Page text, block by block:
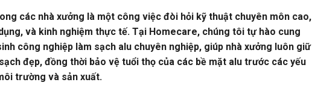
các nhà xưởng là một công việc đòi hỏi kỹ thuật chuyên môn cao,
và kinh nghiệm thực tế. Tại Homecare, chúng tôi tự hào cung
công nghiệp làm sạch alu chuyên nghiệp, giúp nhà xưởng luôn giữ
đẹp, đồng thời bảo vệ tuổi thọ của các bề mặt alu trước các yếu
trường và sản xuất.